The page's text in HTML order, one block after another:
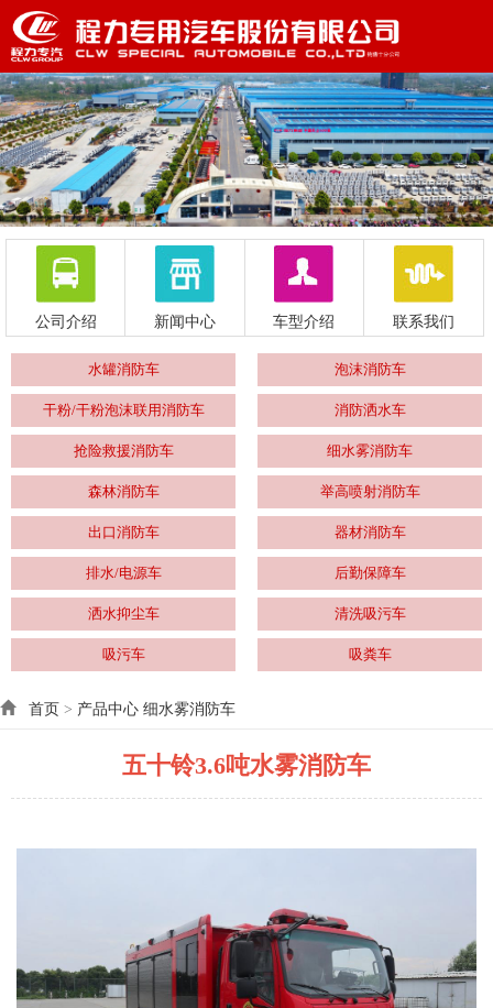
公司介绍 新闻中心 车型介绍 联系我们
水罐消防车 泡沫消防车
干粉/干粉泡沫联用消防车 消防洒水车
抢险救援消防车 细水雾消防车
森林消防车 举高喷射消防车
出口消防车 器材消防车
排水/电源车 后勤保障车
洒水抑尘车 清洗吸污车
吸污车 吸粪车
首页 > 产品中心 细水雾消防车
五十铃3.6吨水雾消防车